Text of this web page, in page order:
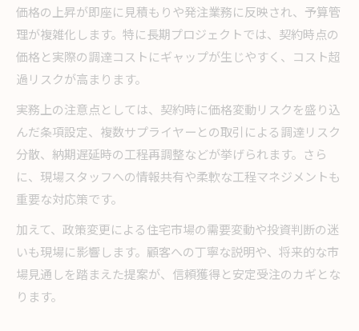
価格の上昇が即座に見積もりや発注業務に反映され、予算管
理が複雑化します。特に長期プロジェクトでは、契約時点の
価格と実際の調達コストにギャップが生じやすく、コスト超
過リスクが高まります。
実務上の注意点としては、契約時に価格変動リスクを盛り込
んだ条項設定、複数サプライヤーとの取引による調達リスク
分散、納期遅延時の工程再調整などが挙げられます。さら
に、現場スタッフへの情報共有や柔軟な工程マネジメントも
重要な対応策です。
加えて、政策変更による住宅市場の需要変動や投資判断の迷
いも現場に影響します。顧客への丁寧な説明や、将来的な市
場見通しを踏まえた提案が、信頼獲得と安定受注のカギとな
ります。